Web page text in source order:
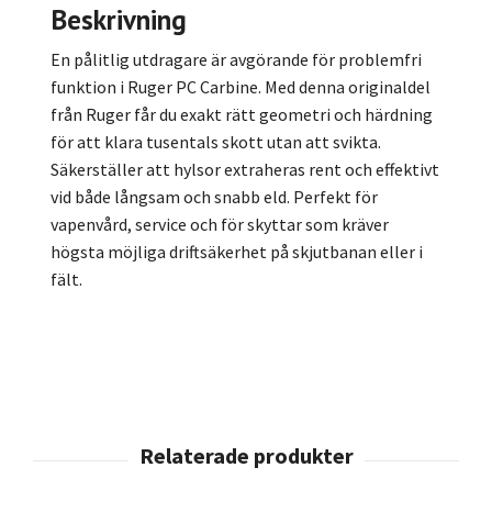
Beskrivning
En pålitlig utdragare är avgörande för problemfri
funktion i Ruger PC Carbine. Med denna originaldel
från Ruger får du exakt rätt geometri och härdning
för att klara tusentals skott utan att svikta.
Säkerställer att hylsor extraheras rent och effektivt
vid både långsam och snabb eld. Perfekt för
vapenvård, service och för skyttar som kräver
högsta möjliga driftsäkerhet på skjutbanan eller i
fält.